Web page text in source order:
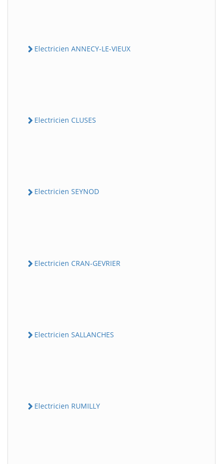
Electricien ANNECY-LE-VIEUX
Electricien CLUSES
Electricien SEYNOD
Electricien CRAN-GEVRIER
Electricien SALLANCHES
Electricien RUMILLY